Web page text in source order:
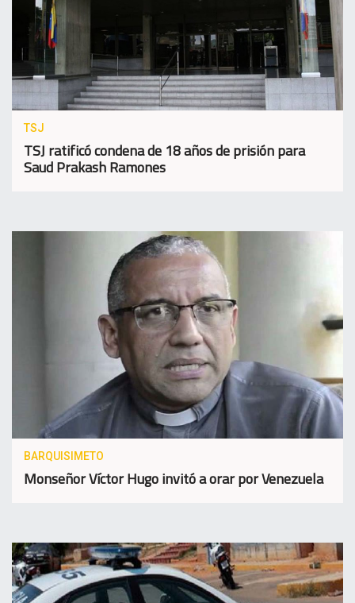
TSJ
TSJ ratificó condena de 18 años de prisión para
Saud Prakash Ramones
BARQUISIMETO
Monseñor Víctor Hugo invitó a orar por Venezuela